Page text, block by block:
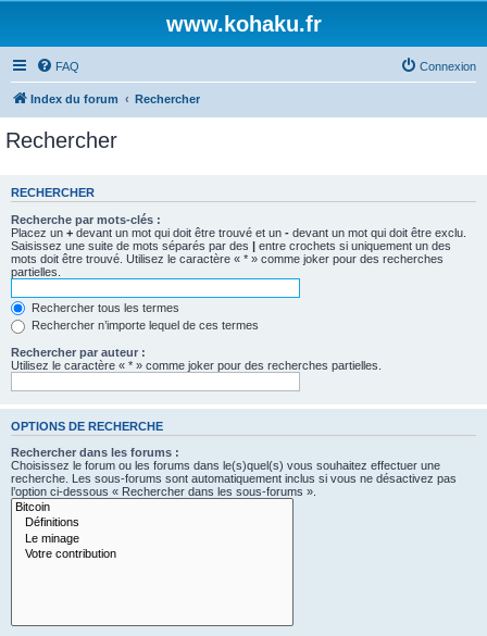
www.kohaku.fr
FAQ Connexion
Index du forum Rechercher
Rechercher
RECHERCHER
Recherche par mots-clés :
Placez un + devant un mot qui doit être trouvé et un - devant un mot qui doit être exclu.
Saisissez une suite de mots séparés par des | entre crochets si uniquement un des
mots doit être trouvé. Utilisez le caractère « * » comme joker pour des recherches
partielles.
Rechercher tous les termes
Rechercher n’importe lequel de ces termes
Rechercher par auteur :
Utilisez le caractère « * » comme joker pour des recherches partielles.
OPTIONS DE RECHERCHE
Rechercher dans les forums :
Choisissez le forum ou les forums dans le(s)quel(s) vous souhaitez effectuer une
recherche. Les sous-forums sont automatiquement inclus si vous ne désactivez pas
l’option ci-dessous « Rechercher dans les sous-forums ».